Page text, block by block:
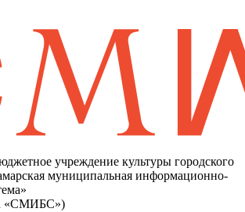
учреждение культуры городского
муниципальная информационно-
«СМИБС»)